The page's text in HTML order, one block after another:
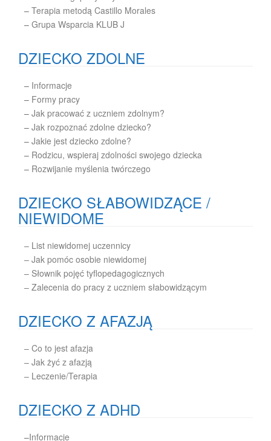
– Terapia metodą Castillo Morales
– Grupa Wsparcia KLUB J
DZIECKO ZDOLNE
– Informacje
– Formy pracy
– Jak pracować z uczniem zdolnym?
– Jak rozpoznać zdolne dziecko?
– Jakie jest dziecko zdolne?
– Rodzicu, wspieraj zdolności swojego dziecka
– Rozwijanie myślenia twórczego
DZIECKO SŁABOWIDZĄCE /
NIEWIDOME
– List niewidomej uczennicy
– Jak pomóc osobie niewidomej
– Słownik pojęć tyflopedagogicznych
– Zalecenia do pracy z uczniem słabowidzącym
DZIECKO Z AFAZJĄ
– Co to jest afazja
– Jak żyć z afazją
– Leczenie/Terapia
DZIECKO Z ADHD
–Informacje